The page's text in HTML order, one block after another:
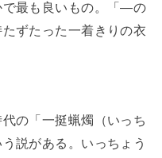
で最も良いもの。「―の
ずたった一着きりの衣
の「一挺蝋燭（いっち
説がある。いっちょう